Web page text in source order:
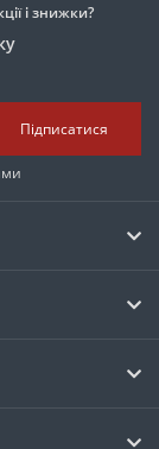
і знижки?
Підписатися